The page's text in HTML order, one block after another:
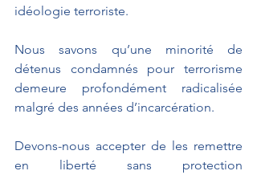
idéologie terroriste.
Nous savons qu’une minorité de
détenus condamnés pour terrorisme
demeure profondément radicalisée
malgré des années d’incarcération.
Devons-nous accepter de les remettre
en liberté sans protection